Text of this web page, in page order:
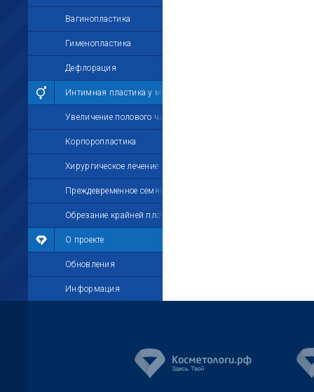
Вагинопластика
Гименопластика
Дефлорация
Интимная пластика у мужчин
Увеличение полового члена
Корпоропластика
Хирургическое лечение импотенции
Преждевременное семяизвержение
Обрезание крайней плоти
О проекте
Обновления
Информация